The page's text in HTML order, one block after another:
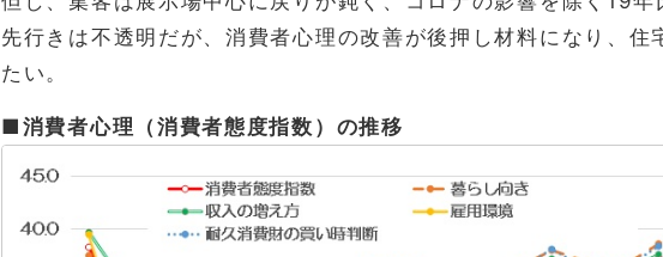
先行きは不透明だが、消費者心理の改善が後押し材料になり、
たい。
■消費者心理（消費者態度指数）の推移